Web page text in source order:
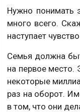
Нужно понимать
много всего.
наступает
Семья должна
на первое место.
некоторые
раз на оборот.
в том, что они